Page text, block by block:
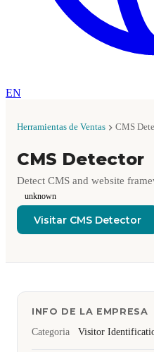
EN
Herramientas de Ventas CMS
CMS Detector
Detect CMS and website
unknown
Visitar CMS Detector
INFO DE LA EMPRESA
Categoria
Visitor